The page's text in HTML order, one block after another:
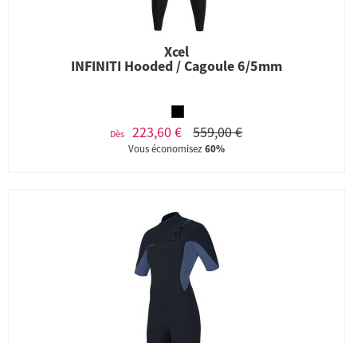
Xcel
INFINITI Hooded / Cagoule 6/5mm
Dès 223,60 € 559,00 €
Vous économisez60%